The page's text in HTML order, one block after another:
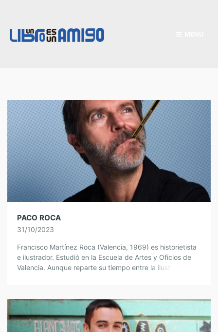
PACO ROCA
31/10/2023
Francisco Martínez Roca (Valencia, 1969) es historietista
e ilustrador. Estudió en la Escuela de Artes y Oficios de
Valencia. Aunque reparte su tiempo entre la ilustración,